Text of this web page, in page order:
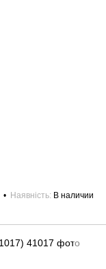
Наявність В наличии